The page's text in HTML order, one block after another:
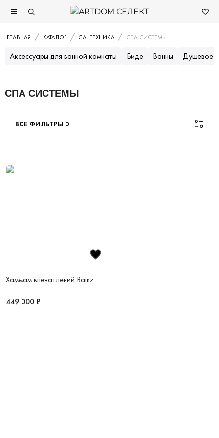
ГЛАВНАЯ КАТАЛОГ САНТЕХНИКА СПА СИСТЕМЫ
Аксессуары для ванной комнаты Биде Ванны Душевое
СПА СИСТЕМЫ
ВСЕ ФИЛЬТРЫ 0
Хаммам впечатлений Rainz
449 000 ₽